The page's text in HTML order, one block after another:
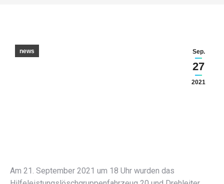
Sep.
27
2021
news
Am 21. September 2021 um 18 Uhr wurden das